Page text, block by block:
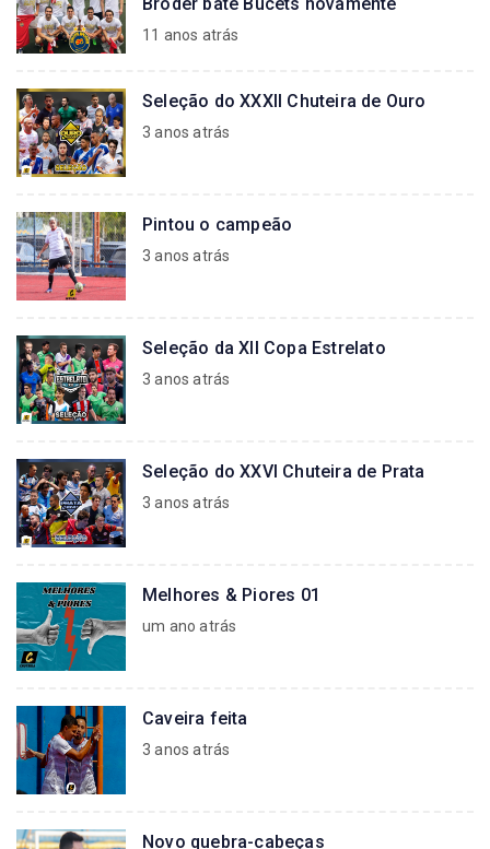
11 anos atrás
Seleção do XXXII Chuteira de Ouro
3 anos atrás
Pintou o campeão
3 anos atrás
Seleção da XII Copa Estrelato
3 anos atrás
Seleção do XXVI Chuteira de Prata
3 anos atrás
Melhores & Piores 01
um ano atrás
Caveira feita
3 anos atrás
Novo quebra-cabeças